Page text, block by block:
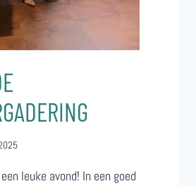
leuke avond! In een goed